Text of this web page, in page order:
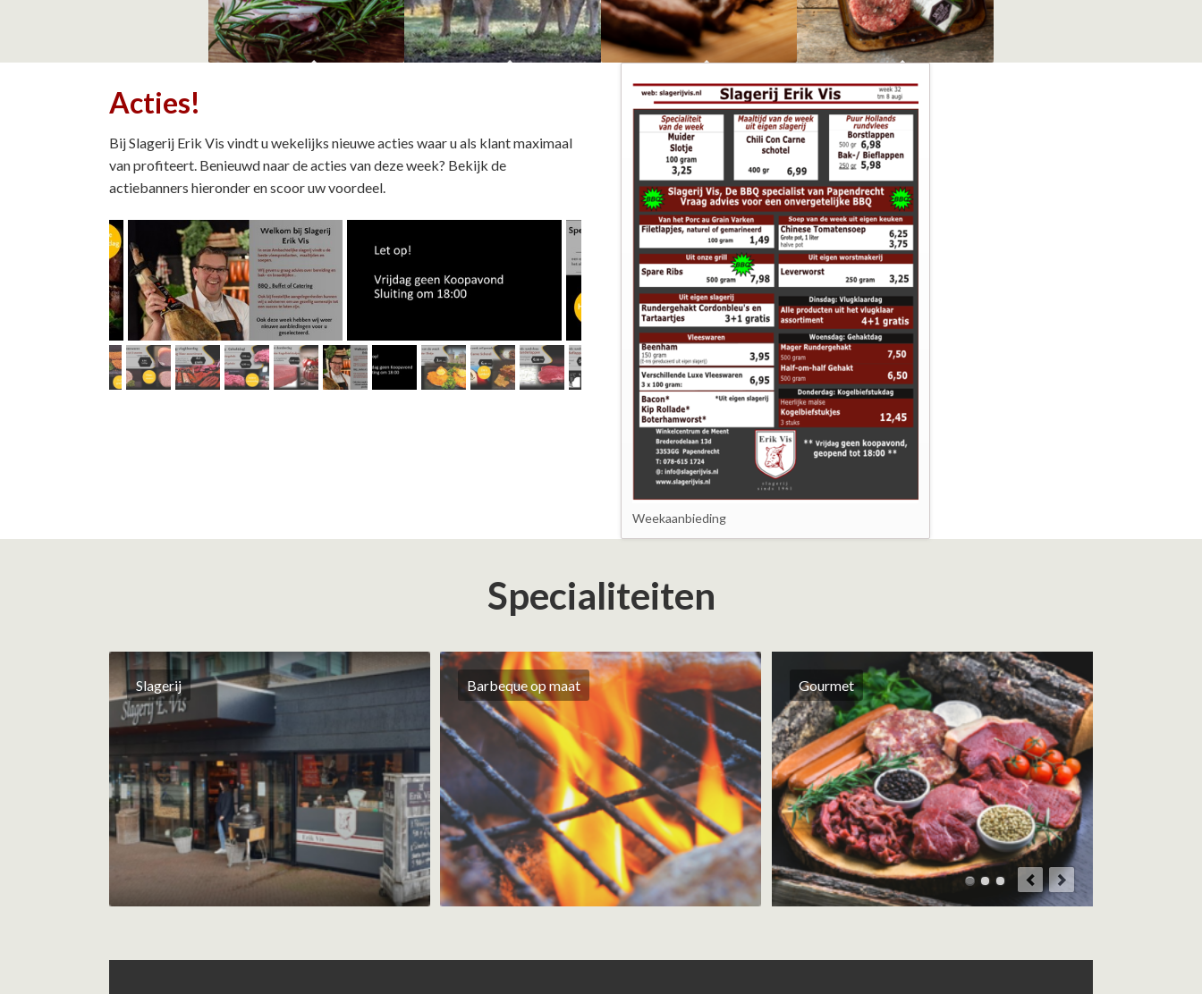
Ambachtelijk Eigen producten
Acties!
Bij Slagerij Erik Vis vindt u wekelijks nieuwe acties waar u als klant maximaal
van profiteert. Benieuwd naar de acties van deze week? Bekijk de
actiebanners hieronder en scoor uw voordeel.
Weekaanbieding
Specialiteiten
Slagerij Barbeque op maat Gourmet
Hapjes voor een feestje